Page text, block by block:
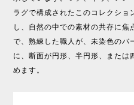
ラグで構成されたこのコレクショ
し、自然の中での素材の共存に焦
で、熟練した職人が、未染色のバ
に、断面が円形、半円形、または
めます。